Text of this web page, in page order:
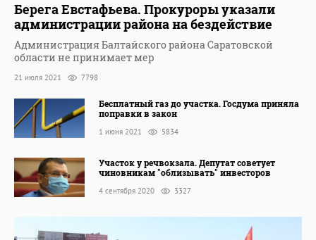
Берега Евстафьева. Прокуроры указали
администрации района на бездействие
Администрация Балтайского района Саратовской
области не принимает мер
21 июля 2021 7798
Бесплатный газ до участка. Госдума приняла
поправки в закон
1 июня 2021 5834
Участок у речвокзала. Депутат советует
чиновникам "облизывать" инвесторов
4 сентября 2020 3327